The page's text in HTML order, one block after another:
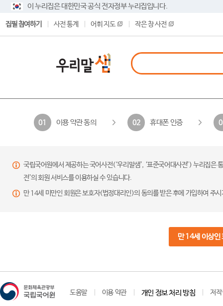
이 누리집은 대한민국 공식 전자정부 누리집입니다.
집필 참여하기 사전 통계 어휘 지도 작은 창 사전
01 이용 약관 동의 02 휴대폰 인증
국립국어원에서 제공하는 국어사전(‘우리말샘’, ‘표준국어대사전’) 누리집
전’의 회원 서비스를 이용하실 수 있습니다.
만 14세 미만인 회원은 보호자(법정대리인)의 동의를 받은 후에 가입하여 주
만 14세 이상인
도움말 이용 약관 개인 정보 처리 방침 저